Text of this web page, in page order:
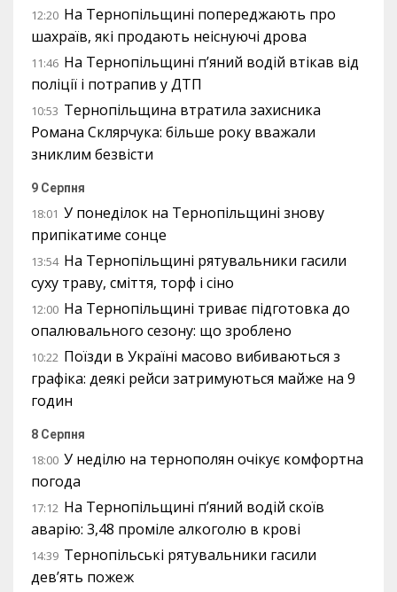
12:20 На Тернопільщині попереджають про
шахраїв, які продають неіснуючі дрова
11:46 На Тернопільщині п’яний водій втікав від
поліції і потрапив у ДТП
10:53 Тернопільщина втратила захисника
Романа Склярчука: більше року вважали
зниклим безвісти
9 Серпня
18:01 У понеділок на Тернопільщині знову
припікатиме сонце
13:54 На Тернопільщині рятувальники гасили
суху траву, сміття, торф і сіно
12:00 На Тернопільщині триває підготовка до
опалювального сезону: що зроблено
10:22 Поїзди в Україні масово вибиваються з
графіка: деякі рейси затримуються майже на 9
годин
8 Серпня
18:00 У неділю на тернополян очікує комфортна
погода
17:12 На Тернопільщині п’яний водій скоїв
аварію: 3,48 проміле алкоголю в крові
14:39 Тернопільські рятувальники гасили
дев’ять пожеж